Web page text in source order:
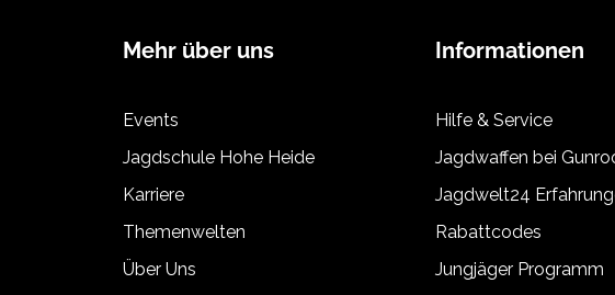
Mehr über uns
Events
Jagdschule Hohe Heide
Karriere
Themenwelten
Über Uns
Informationen
Hilfe & Service
Jagdwaffen bei
Jagdwelt24
Rabattcodes
Jungjäger Programm